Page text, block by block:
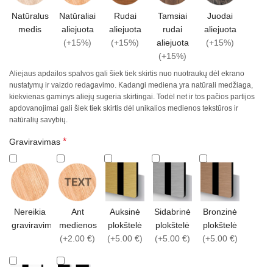
Natūralus
medis
Natūraliai
aliejuota
(+15%)
Rudai
aliejuota
(+15%)
Tamsiai
rudai
aliejuota
(+15%)
Juodai
aliejuota
(+15%)
Aliejaus apdailos spalvos gali šiek tiek skirtis nuo nuotraukų dėl ekrano
nustatymų ir vaizdo redagavimo. Kadangi mediena yra natūrali medžiaga,
kiekvienas gaminys aliejų sugeria skirtingai. Todėl net ir tos pačios partijos
apdovanojimai gali šiek tiek skirtis dėl unikalios medienos tekstūros ir
natūralių savybių.
Graviravimas *
Nereikia
graviravimo
Ant
medienos
(+2.00 €)
Auksinė
plokštelė
(+5.00 €)
Sidabrinė
plokštelė
(+5.00 €)
Bronzinė
plokštelė
(+5.00 €)